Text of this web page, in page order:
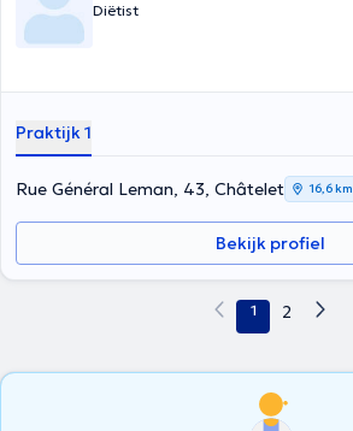
Diëtist
Praktijk 1
Rue Général Leman, 43, Châtelet 16,6 km
Bekijk profiel
1 2